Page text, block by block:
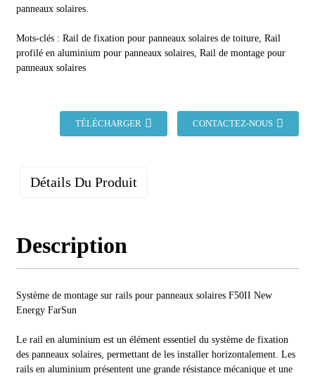
panneaux solaires.
Mots-clés : Rail de fixation pour panneaux solaires de toiture, Rail
profilé en aluminium pour panneaux solaires, Rail de montage pour
panneaux solaires
TÉLÉCHARGER CONTACTEZ-NOUS
Détails Du Produit
Description
Système de montage sur rails pour panneaux solaires F50II New
Energy FarSun
Le rail en aluminium est un élément essentiel du système de fixation
des panneaux solaires, permettant de les installer horizontalement. Les
rails en aluminium présentent une grande résistance mécanique et une